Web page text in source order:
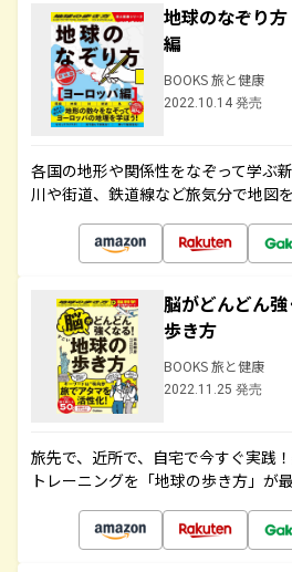
地球のなぞり
編
BOOKS 旅と健康
2022.10.14 発売
各国の地形や関係性をなぞって学ぶ
川や街道、鉄道線など旅気分で地図
脳がどんどん
歩き方
BOOKS 旅と健康
2022.11.25 発売
旅先で、近所で、自宅で今すぐ実践
トレーニングを「地球の歩き方」が